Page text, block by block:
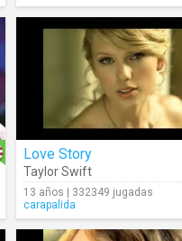
Love Story
Taylor Swift
13 años | 332349 jugadas
carapalida